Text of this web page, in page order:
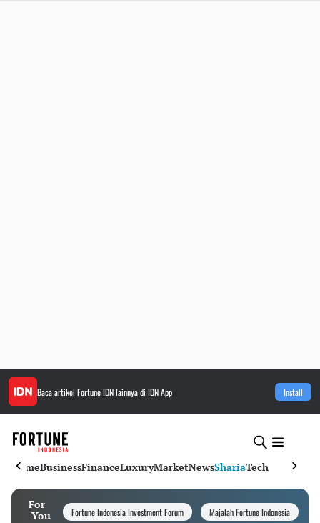
Baca artikel Fortune IDNlainnya di IDN App Install
HomeBusinessFinanceLuxuryMarketNewsShariaTech
For
You
Fortune Indonesia Investment Forum Majalah Fortune Indonesia